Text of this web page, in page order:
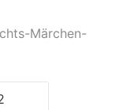
Märchen-